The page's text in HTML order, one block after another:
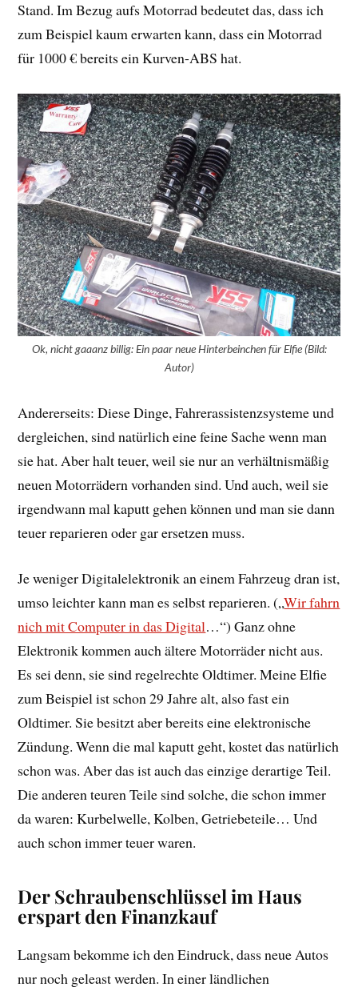
Stand. Im Bezug aufs Motorrad bedeutet das, dass ich
zum Beispiel kaum erwarten kann, dass ein Motorrad
für 1000 € bereits ein Kurven-ABS hat.
Ok, nicht gaaanz billig: Ein paar neue Hinterbeinchen für Elfie (Bild:
Autor)
Andererseits: Diese Dinge, Fahrerassistenzsysteme und
dergleichen, sind natürlich eine feine Sache wenn man
sie hat. Aber halt teuer, weil sie nur an verhältnismäßig
neuen Motorrädern vorhanden sind. Und auch, weil sie
irgendwann mal kaputt gehen können und man sie dann
teuer reparieren oder gar ersetzen muss.
Je weniger Digitalelektronik an einem Fahrzeug dran ist,
umso leichter kann man es selbst reparieren. („Wir fahrn
nich mit Computer in das Digital…“) Ganz ohne
Elektronik kommen auch ältere Motorräder nicht aus.
Es sei denn, sie sind regelrechte Oldtimer. Meine Elfie
zum Beispiel ist schon 29 Jahre alt, also fast ein
Oldtimer. Sie besitzt aber bereits eine elektronische
Zündung. Wenn die mal kaputt geht, kostet das natürlich
schon was. Aber das ist auch das einzige derartige Teil.
Die anderen teuren Teile sind solche, die schon immer
da waren: Kurbelwelle, Kolben, Getriebeteile… Und
auch schon immer teuer waren.
Der Schraubenschlüssel im Haus
erspart den Finanzkauf
Langsam bekomme ich den Eindruck, dass neue Autos
nur noch geleast werden. In einer ländlichen